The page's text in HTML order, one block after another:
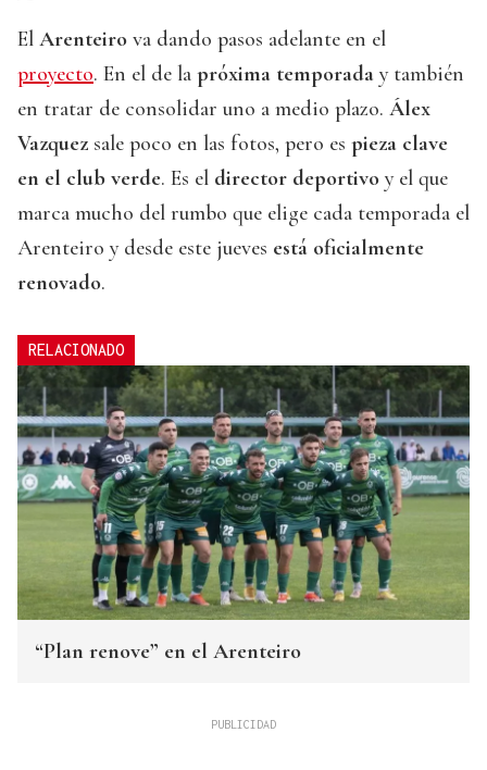
El Arenteiro va dando pasos adelante en el
proyecto. En el de la próxima temporada y también
en tratar de consolidar uno a medio plazo. Álex
Vazquez sale poco en las fotos, pero es pieza clave
en el club verde. Es el director deportivo y el que
marca mucho del rumbo que elige cada temporada el
Arenteiro y desde este jueves está oficialmente
renovado.
RELACIONADO
“Plan renove” en el Arenteiro